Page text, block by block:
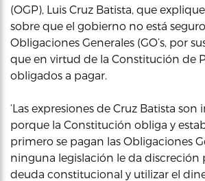
(OGP), Luis Cruz Batista, que
sobre que el gobierno no está
Obligaciones Generales (GO’s, por
que en virtud de la Constitución de
obligados a pagar.
‘Las expresiones de Cruz Batista son
porque la Constitución obliga y
primero se pagan las Obligaciones
ninguna legislación le da discreción
deuda constitucional y utilizar el